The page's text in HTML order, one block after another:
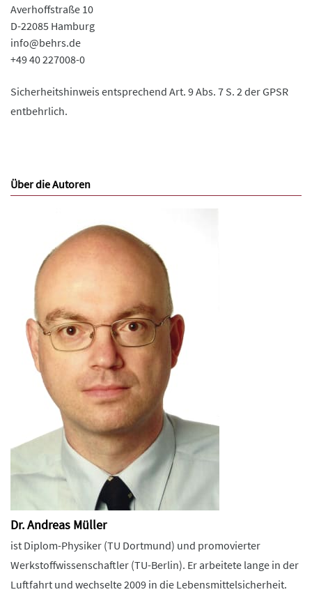
Averhoffstraße 10
D-22085 Hamburg
info@behrs.de
+49 40 227008-0
Sicherheitshinweis entsprechend Art. 9 Abs. 7 S. 2 der GPSR
entbehrlich.
Über die Autoren
Dr. Andreas Müller
ist Diplom-Physiker (TU Dortmund) und promovierter
Werkstoffwissenschaftler (TU-Berlin). Er arbeitete lange in der
Luftfahrt und wechselte 2009 in die Lebensmittelsicherheit.